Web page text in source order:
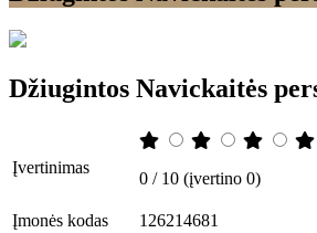
Džiugintos Navickaitės
Įvertinimas
0 / 10 (įvertino 0)
Įmonės kodas
126214681